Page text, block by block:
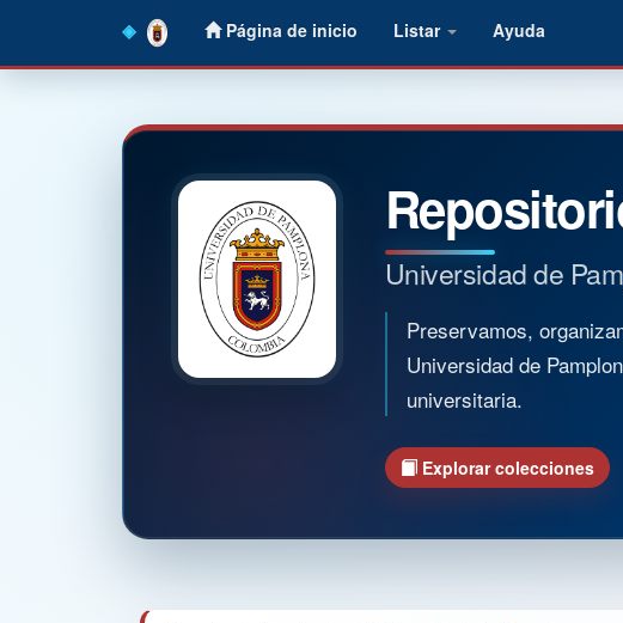
Página de inicio Listar Ayuda
Universidad de
Preservamos,
Universidad de
universitaria.
Explorar colecciones